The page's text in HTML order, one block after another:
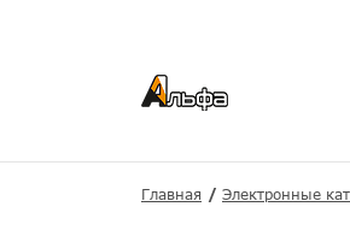
Главная Электронные
Вентилятор
Шестерня